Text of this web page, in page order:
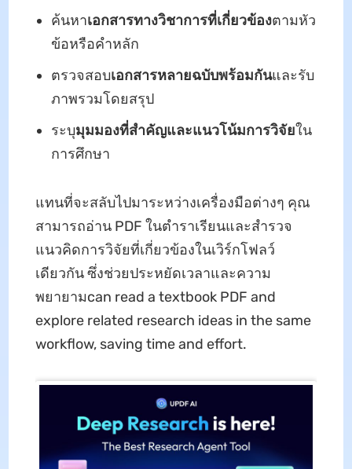
ค้นหาเอกสารทางวิชาการที่เกี่ยวข้องตามหัว
ข้อหรือคําหลัก
ตรวจสอบเอกสารหลายฉบับพร้อมกันและรับ
ภาพรวมโดยสรุป
ระบุมุมมองที่สําคัญและแนวโน้มการวิจัยใน
การศึกษา
แทนที่จะสลับไปมาระหว่างเครื่องมือต่างๆ คุณ
สามารถอ่าน PDF ในตําราเรียนและสํารวจ
แนวคิดการวิจัยที่เกี่ยวข้องในเวิร์กโฟลว์
เดียวกัน ซึ่งช่วยประหยัดเวลาและความ
พยายามcan read a textbook PDF and
explore related research ideas in the same
workflow, saving time and effort.